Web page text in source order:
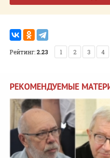
Рейтинг:2.23 1 2 3 4
РЕКОМЕНДУЕМЫЕ